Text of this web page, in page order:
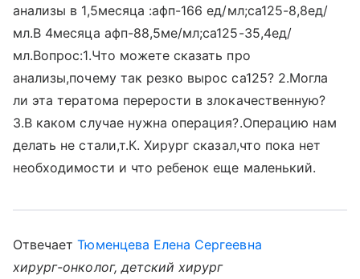
анализы в 1,5месяца :афп-166 ед/мл;са125-8,8ед/
мл.В 4месяца афп-88,5ме/мл;са125-35,4ед/
мл.Вопрос:1.Что можете сказать про
анализы,почему так резко вырос са125? 2.Могла
ли эта тератома перерости в злокачественную?
3.В каком случае нужна операция?.Операцию нам
делать не стали,т.К. Хирург сказал,что пока нет
необходимости и что ребенок еще маленький.
ОтвечаетТюменцева Елена Сергеевна
хирург-онколог, детский хирург